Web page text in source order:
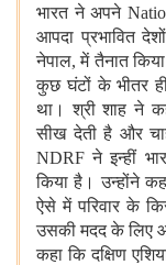
भारत ने अपने
आपदा प्रभावित
नेपाल, में तैनात
कुछ घंटों के भीतर
था। श्री शाह ने
सीख देती है और
NDRF ने इन्हीं
किया है। उन्होंने
ऐसे में परिवार के
उसकी मदद के लिए
कहा कि दक्षिण